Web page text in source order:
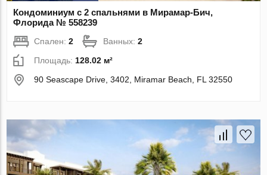
Кондоминиум с 2 спальнями в Мирамар-Бич,
Флорида № 558239
Спален:2 Ванных:2
Площадь: 128.02 м²
90 Seascape Drive, 3402, Miramar Beach, FL 32550